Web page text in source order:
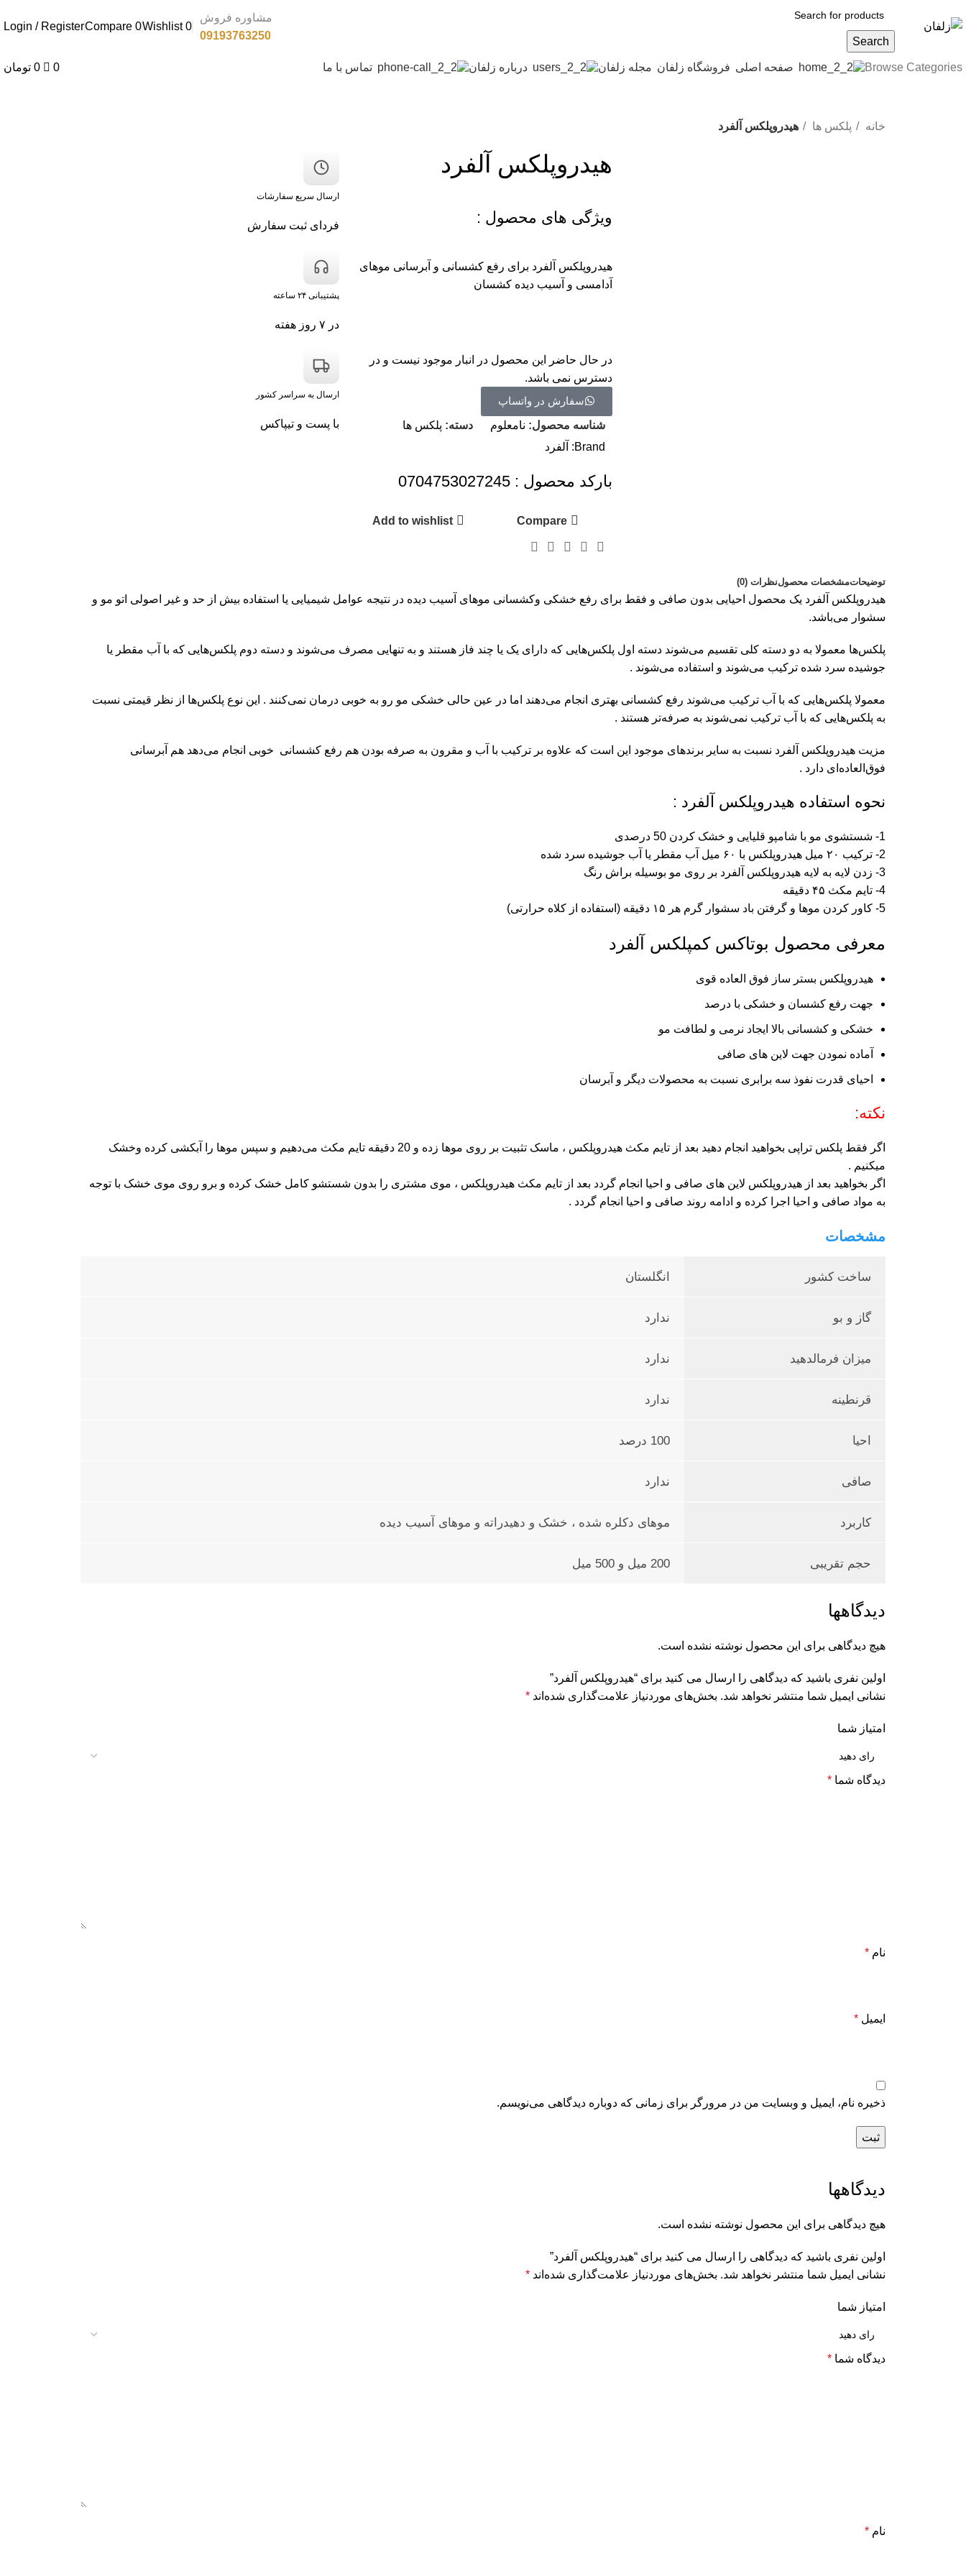
Search
مشاوره فروش
09193763250
0
Wishlist
0
Compare
Login / Register
Browse Categories صفحه اصلی فروشگاه زلفان مجله زلفان درباره زلفان تماس با ما 0
0 تومان
خانه پلکس ها هیدروپلکس آلفرد
هیدروپلکس آلفرد
ویژگی های محصول :
هیدروپلکس آلفرد برای رفع کشسانی و آبرسانی موهای
آدامسی و آسیب دیده کشسان
در حال حاضر این محصول در انبار موجود نیست و در
دسترس نمی باشد.
سفارش در واتساپ
شناسه محصول: نامعلوم دسته: پلکس ها
Brand:
آلفرد
بارکد محصول : 0704753027245
Compare
Add to wishlist
ارسال سریع سفارشات
فردای ثبت سفارش
پشتیبانی ۲۴ ساعته
در ۷ روز هفته
ارسال به سراسر کشور
با پست و تیپاکس
توضیحاتمشخصات محصولنظرات (0)
هیدروپلکس آلفرد یک محصول احیایی بدون صافی و فقط برای رفع خشکی وکشسانی موهای آسیب دیده در نتیجه عوامل شیمیایی یا استفاده بیش از حد و غیر اصولی اتو مو و
سشوار می‌باشد.
پلکس‌ها معمولا به دو دسته کلی تقسیم می‌شوند دسته اول پلکس‌هایی که دارای یک یا چند فاز هستند و به تنهایی مصرف می‌شوند و دسته دوم پلکس‌هایی که با آب مقطر یا
جوشیده سرد شده ترکیب می‌شوند و استفاده می‌شوند .
معمولا پلکس‌هایی که با آب ترکیب می‌شوند رفع کشسانی بهتری انجام می‌دهند اما در عین حالی خشکی مو رو به خوبی درمان نمی‌کنند . این نوع پلکس‌ها از نظر قیمتی نسبت
به پلکس‌هایی که با آب ترکیب نمی‌شوند به صرفه‌تر هستند .
مزیت هیدروپلکس آلفرد نسبت به سایر برندهای موجود این است که علاوه بر ترکیب با آب و مقرون به صرفه بودن هم رفع کشسانی خوبی انجام می‌دهد هم آبرسانی
فوق‌العاده‌ای دارد .
نحوه استفاده هیدروپلکس آلفرد :
1- شستشوی مو با شامپو قلیایی و خشک کردن 50 درصدی
2- ترکیب ۲۰ میل هیدروپلکس با ۶۰ میل آب مقطر یا آب جوشیده سرد شده
3- زدن لایه به لایه هیدروپلکس آلفرد بر روی مو بوسیله براش رنگ
4- تایم مکث ۴۵ دقیقه
5- کاور کردن موها و گرفتن باد سشوار گرم هر ۱۵ دقیقه (استفاده از کلاه حرارتی)
معرفی محصول بوتاکس کمپلکس آلفرد
هیدروپلکس بستر ساز فوق العاده قوی
جهت رفع کشسان و خشکی با درصد
خشکی و کشسانی بالا ایجاد نرمی و لطافت مو
آماده نمودن جهت لاین های صافی
احیای قدرت نفوذ سه برابری نسبت به محصولات دیگر و آبرسان
نکته:
اگر فقط پلکس تراپی بخواهید انجام دهید بعد از تایم مکث هیدروپلکس ، ماسک تثبیت بر روی موها زده و 20 دقیقه تایم مکث می‌دهیم و سپس موها را آبکشی کرده وخشک
میکنیم .
اگر بخواهید بعد از هیدروپلکس لاین های صافی و احیا انجام گردد بعد از تایم مکث هیدروپلکس ، موی مشتری را بدون شستشو کامل خشک کرده و برو روی موی خشک با توجه
به مواد صافی و احیا اجرا کرده و ادامه روند صافی و احیا انجام گردد .
مشخصات
ساخت کشور انگلستان
گاز و بو ندارد
میزان فرمالدهید ندارد
قرنطینه ندارد
احیا 100 درصد
صافی ندارد
کاربرد موهای دکلره شده ، خشک و دهیدراته و موهای آسیب دیده
حجم تقریبی 200 میل و 500 میل
دیدگاهها
هیچ دیدگاهی برای این محصول نوشته نشده است.
اولین نفری باشید که دیدگاهی را ارسال می کنید برای “هیدروپلکس آلفرد”
نشانی ایمیل شما منتشر نخواهد شد. بخش‌های موردنیاز علامت‌گذاری شده‌اند *
امتیاز شما
دیدگاه شما *
نام *
ایمیل *
ذخیره نام، ایمیل و وبسایت من در مرورگر برای زمانی که دوباره دیدگاهی می‌نویسم.
دیدگاهها
هیچ دیدگاهی برای این محصول نوشته نشده است.
اولین نفری باشید که دیدگاهی را ارسال می کنید برای “هیدروپلکس آلفرد”
نشانی ایمیل شما منتشر نخواهد شد. بخش‌های موردنیاز علامت‌گذاری شده‌اند *
امتیاز شما
دیدگاه شما *
نام *